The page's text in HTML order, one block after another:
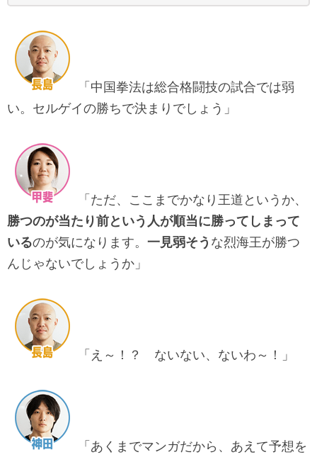
「中国拳法は総合格闘技の試合では弱
い。セルゲイの勝ちで決まりでしょう」
「ただ、ここまでかなり王道というか、
勝つのが当たり前という人が順当に勝ってしまって
いるのが気になります。 一見弱そう な烈海王が勝つ
んじゃないでしょうか」
「え～！？ ないない、ないわ～！」
「あくまでマンガだから、あえて予想を